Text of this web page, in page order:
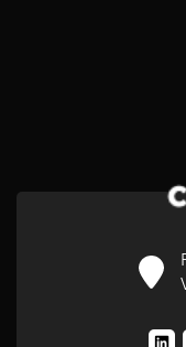
Você se
Os 3 ‘P’ da